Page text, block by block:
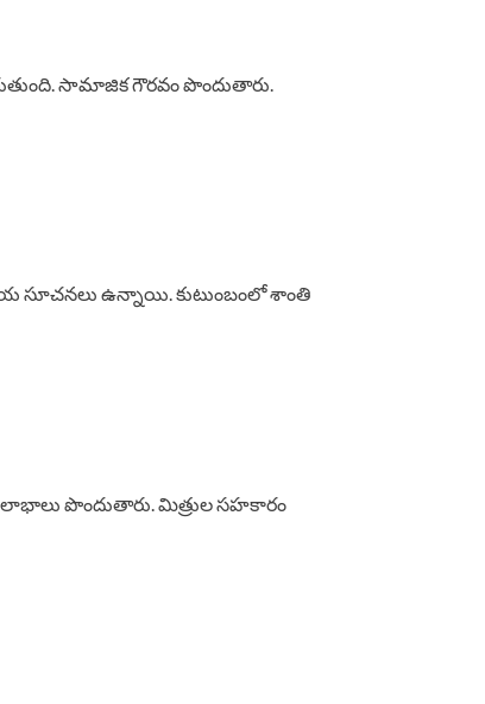
సామాజిక గౌరవం పొందుతారు.
సూచనలు ఉన్నాయి. కుటుంబంలో శాంతి
లాభాలు పొందుతారు. మిత్రుల సహకారం